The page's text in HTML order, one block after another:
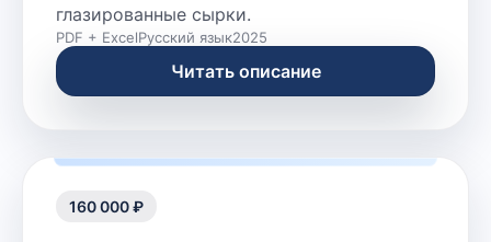
глазированные сырки.
PDF + ExcelРусский язык2025
Читать описание
160 000 ₽